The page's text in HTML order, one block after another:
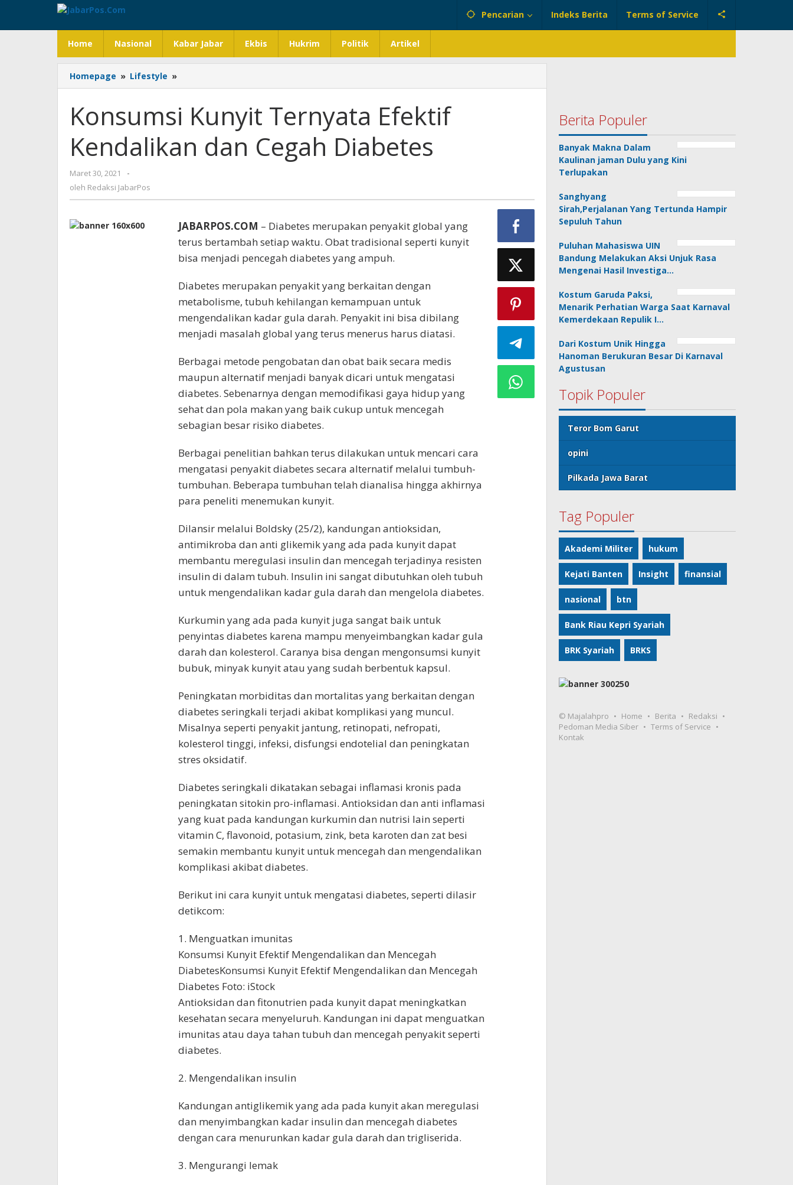
konten
Pencarian Indeks Berita Terms of Service
Home Nasional Kabar Jabar Ekbis Hukrim Politik Artikel
Homepage » Lifestyle »
Kunyit
Efektif
Kendalikan
Cegah
Konsumsi Kunyit Ternyata Efektif
Kendalikan dan Cegah Diabetes
Maret 30, 2021
oleh
Redaksi
-
oleh Redaksi JabarPos
JABARPOS.COM – Diabetes merupakan penyakit global yang
terus bertambah setiap waktu. Obat tradisional seperti kunyit
bisa menjadi pencegah diabetes yang ampuh.
Diabetes merupakan penyakit yang berkaitan dengan
metabolisme, tubuh kehilangan kemampuan untuk
mengendalikan kadar gula darah. Penyakit ini bisa dibilang
menjadi masalah global yang terus menerus harus diatasi.
Berbagai metode pengobatan dan obat baik secara medis
maupun alternatif menjadi banyak dicari untuk mengatasi
diabetes. Sebenarnya dengan memodifikasi gaya hidup yang
sehat dan pola makan yang baik cukup untuk mencegah
sebagian besar risiko diabetes.
Berbagai penelitian bahkan terus dilakukan untuk mencari cara
mengatasi penyakit diabetes secara alternatif melalui tumbuh-
tumbuhan. Beberapa tumbuhan telah dianalisa hingga akhirnya
para peneliti menemukan kunyit.
Dilansir melalui Boldsky (25/2), kandungan antioksidan,
antimikroba dan anti glikemik yang ada pada kunyit dapat
membantu meregulasi insulin dan mencegah terjadinya resisten
insulin di dalam tubuh. Insulin ini sangat dibutuhkan oleh tubuh
untuk mengendalikan kadar gula darah dan mengelola diabetes.
Kurkumin yang ada pada kunyit juga sangat baik untuk
penyintas diabetes karena mampu menyeimbangkan kadar gula
darah dan kolesterol. Caranya bisa dengan mengonsumsi kunyit
bubuk, minyak kunyit atau yang sudah berbentuk kapsul.
Peningkatan morbiditas dan mortalitas yang berkaitan dengan
diabetes seringkali terjadi akibat komplikasi yang muncul.
Misalnya seperti penyakit jantung, retinopati, nefropati,
kolesterol tinggi, infeksi, disfungsi endotelial dan peningkatan
stres oksidatif.
Diabetes seringkali dikatakan sebagai inflamasi kronis pada
peningkatan sitokin pro-inflamasi. Antioksidan dan anti inflamasi
yang kuat pada kandungan kurkumin dan nutrisi lain seperti
vitamin C, flavonoid, potasium, zink, beta karoten dan zat besi
semakin membantu kunyit untuk mencegah dan mengendalikan
komplikasi akibat diabetes.
Berikut ini cara kunyit untuk mengatasi diabetes, seperti dilasir
detikcom:
1. Menguatkan imunitas
Konsumsi Kunyit Efektif Mengendalikan dan Mencegah
DiabetesKonsumsi Kunyit Efektif Mengendalikan dan Mencegah
Diabetes Foto: iStock
Antioksidan dan fitonutrien pada kunyit dapat meningkatkan
kesehatan secara menyeluruh. Kandungan ini dapat menguatkan
imunitas atau daya tahan tubuh dan mencegah penyakit seperti
diabetes.
2. Mengendalikan insulin
Kandungan antiglikemik yang ada pada kunyit akan meregulasi
dan menyimbangkan kadar insulin dan mencegah diabetes
dengan cara menurunkan kadar gula darah dan trigliserida.
3. Mengurangi lemak
Berita Populer
Banyak Makna Dalam
Kaulinan jaman Dulu yang Kini
Terlupakan
Sanghyang
Sirah,Perjalanan Yang Tertunda Hampir
Sepuluh Tahun
Puluhan Mahasiswa UIN
Bandung Melakukan Aksi Unjuk Rasa
Mengenai Hasil Investiga…
Kostum Garuda Paksi,
Menarik Perhatian Warga Saat Karnaval
Kemerdekaan Repulik I…
Dari Kostum Unik Hingga
Hanoman Berukuran Besar Di Karnaval
Agustusan
Topik Populer
Teror Bom Garut
opini
Pilkada Jawa Barat
Tag Populer
Akademi Militer hukum
Kejati Banten Insight finansial
nasional btn
Bank Riau Kepri Syariah
BRK Syariah BRKS
© Majalahpro Home Berita
Redaksi
Pedoman Media Siber
Terms of Service
Kontak